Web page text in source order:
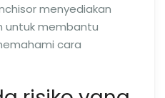
menyediakan
untuk membantu
cara